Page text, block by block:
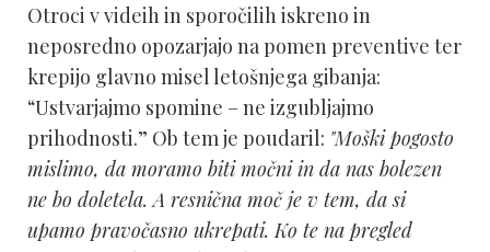
Otroci v videih in sporočilih iskreno in
neposredno opozarjajo na pomen preventive ter
krepijo glavno misel letošnjega gibanja:
“Ustvarjajmo spomine – ne izgubljajmo
prihodnosti.” Ob tem je poudaril: "Moški pogosto
mislimo, da moramo biti močni in da nas bolezen
ne bo doletela. A resnična moč je v tem, da si
upamo pravočasno ukrepati. Ko te na pregled